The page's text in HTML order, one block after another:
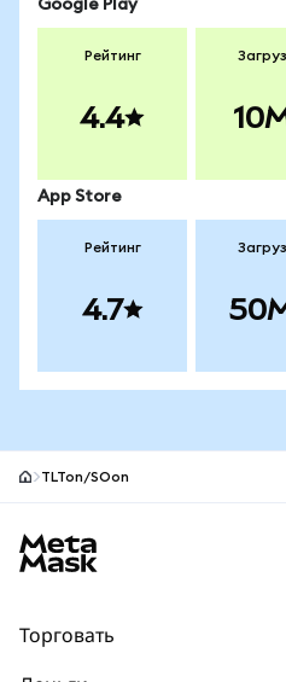
Google Play
Рейтинг
4.4
App Store
Рейтинг
4.7
TLTon/SOon
Торговать